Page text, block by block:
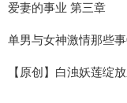
爱妻的事业 第三章
单男与女神激情那些
【原创】白浊妖莲绽